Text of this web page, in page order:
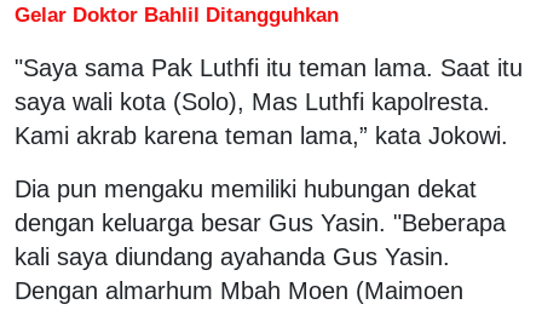
Gelar Doktor Bahlil Ditangguhkan
"Saya sama Pak Luthfi itu teman lama. Saat itu
saya wali kota (Solo), Mas Luthfi kapolresta.
Kami akrab karena teman lama,” kata Jokowi.
Dia pun mengaku memiliki hubungan dekat
dengan keluarga besar Gus Yasin. "Beberapa
kali saya diundang ayahanda Gus Yasin.
Dengan almarhum Mbah Moen (Maimoen